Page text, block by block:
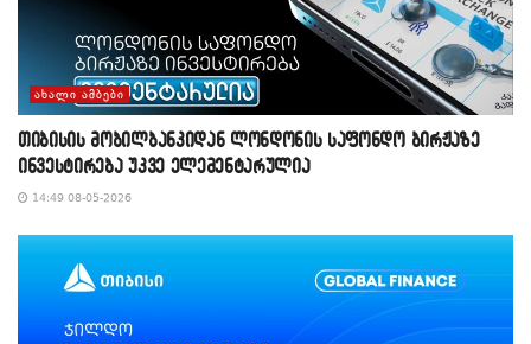
ᲐᲮᲐᲚᲘ ᲐᲛᲑᲔᲑᲘ
თიბისის მობილბანკიდან ლონდონის საფონდო ბირჟაზე
ინვესტირება უკვე ელემენტარულია
14:49 08-05-2026